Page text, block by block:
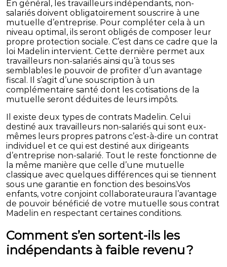
En général, les travailleurs indépendants, non-
salariés doivent obligatoirement souscrire à une
mutuelle d’entreprise. Pour compléter cela à un
niveau optimal, ils seront obligés de composer leur
propre protection sociale. C’est dans ce cadre que la
loi Madelin intervient. Cette dernière permet aux
travailleurs non-salariés ainsi qu’à tous ses
semblables le pouvoir de profiter d’un avantage
fiscal. Il s’agit d’une souscription à un
complémentaire santé dont les cotisations de la
mutuelle seront déduites de leurs impôts.
Il existe deux types de contrats Madelin. Celui
destiné aux travailleurs non-salariés qui sont eux-
mêmes leurs propres patrons c’est-à-dire un contrat
individuel et ce qui est destiné aux dirigeants
d’entreprise non-salarié. Tout le reste fonctionne de
la même manière que celle d’une mutuelle
classique avec quelques différences qui se tiennent
sous une garantie en fonction des besoins.Vos
enfants, votre conjoint collaborateuraura l’avantage
de pouvoir bénéficié de votre mutuelle sous contrat
Madelin en respectant certaines conditions.
Comment s’en sortent-ils les
indépendants à faible revenu ?